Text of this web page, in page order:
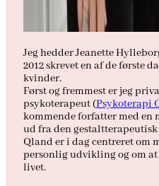
Jeg hedder Jeanette
2012 skrevet en af de første
kvinder.
Først og fremmest er jeg
psykoterapeut (Psykoterapi
kommende forfatter med en
ud fra den
Qland er i dag centreret om
personlig udvikling og om
livet.